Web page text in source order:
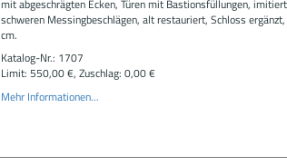
mit abgeschrägten Ecken, Türen mit Bastionsfüllungen,
schweren Messingbeschlägen, alt restauriert, Schloss
cm.
Katalog-Nr.: 1707
Limit: 550,00 €, Zuschlag: 0,00 €
Mehr Informationen...